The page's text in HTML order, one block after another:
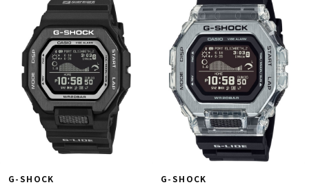
G-SHOCK G-SHOCK